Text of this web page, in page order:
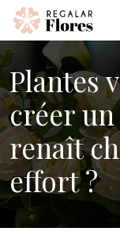
Plantes
créer
renaît
effort ?